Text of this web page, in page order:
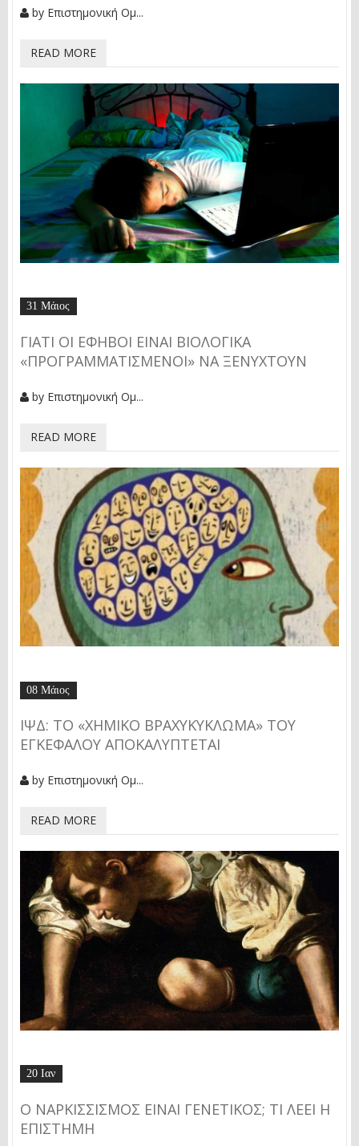
by Επιστημονική Ομ...
READ MORE
31 Μάιος
ΓΙΑΤΊ ΟΙ ΈΦΗΒΟΙ ΕΊΝΑΙ ΒΙΟΛΟΓΙΚΆ
«ΠΡΟΓΡΑΜΜΑΤΙΣΜΈΝΟΙ» ΝΑ ΞΕΝΥΧΤΟΎΝ
by Επιστημονική Ομ...
READ MORE
08 Μάιος
ΙΨΔ: ΤΟ «ΧΗΜΙΚΌ ΒΡΑΧΥΚΎΚΛΩΜΑ» ΤΟΥ
ΕΓΚΕΦΆΛΟΥ ΑΠΟΚΑΛΎΠΤΕΤΑΙ
by Επιστημονική Ομ...
READ MORE
20 Ιαν
Ο ΝΑΡΚΙΣΣΙΣΜΌΣ ΕΊΝΑΙ ΓΕΝΕΤΙΚΌΣ; ΤΙ ΛΈΕΙ Η
ΕΠΙΣΤΉΜΗ